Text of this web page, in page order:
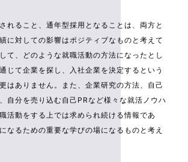
れること、通年型採用となることは、両方と
に対しての影響はポジティブなものと考えて
て、どのような就職活動の方法になったとし
じて企業を探し、入社企業を決定するという
はありません。また、企業研究の方法、自己
自分を売り込む自己PRなど様々な就活ノウハ
活動をする上では求められ続ける情報であ
なるための重要な学びの場になるものと考え